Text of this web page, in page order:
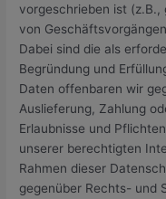
vorgeschrieben ist
von
Dabei sind die als
Begründung und
Daten offenbaren wir
Auslieferung, Zahlung
Erlaubnisse und
unserer berechtigten
Rahmen dieser
gegenüber Rechts- und